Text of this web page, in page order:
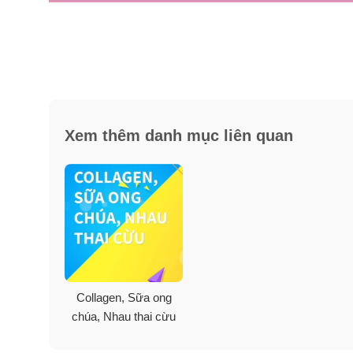
Vì sao phụ nữ cần bổ sung
Collagen chiếm tới 80% trong mô liên kết và 30%
hơn từ tuổi 25. Câu hỏi đặt ra: Vì sao bạn nên uống
– Do ô nhiễm môi trường, hoặc da bạn tiếp xúc
và tia cực tím là da lão hoá.
– Ngồi trong môi trường máy lạnh, khiến da mất
– Thường xuyên thức khuya dẫn dến quá trình trao
– Bạn đang giảm cân hoặc chế độ ăn uống không
Xem thêm danh mục liên quan
Collagen, Sữa ong
chúa, Nhau thai cừu